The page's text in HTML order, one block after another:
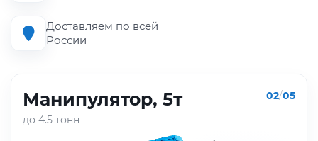
Доставляем по всей
России
Манипулятор, 5т
до 4.5 тонн
02/05